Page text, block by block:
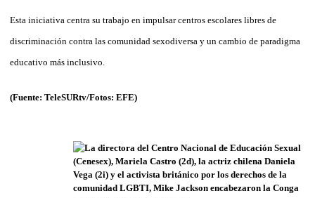
Esta iniciativa centra su trabajo en impulsar centros escolares libres de
discriminación contra las comunidad sexodiversa y un cambio de paradigma
educativo más inclusivo.
(Fuente: TeleSURtv/Fotos: EFE)